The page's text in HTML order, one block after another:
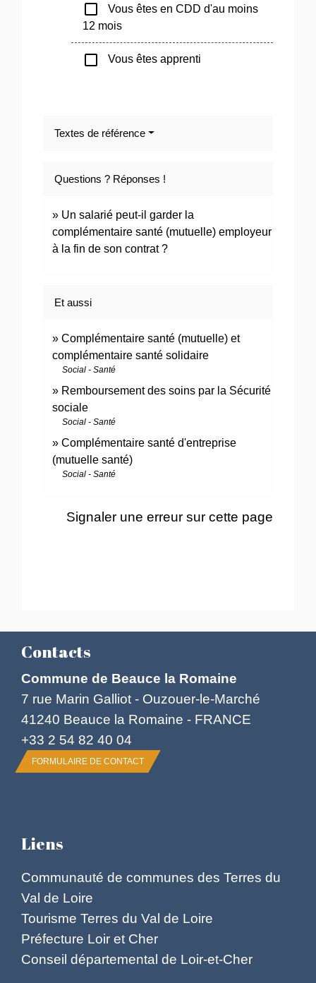
check_box_outline_blank
Vous êtes en CDD d'au moins
12 mois
check_box_outline_blank Vous êtes apprenti
Textes de référence
Questions ? Réponses !
Un salarié peut-il garder la
complémentaire santé (mutuelle) employeur
à la fin de son contrat ?
Et aussi
Complémentaire santé (mutuelle) et
complémentaire santé solidaire
Social - Santé
Remboursement des soins par la Sécurité
sociale
Social - Santé
Complémentaire santé d'entreprise
(mutuelle santé)
Social - Santé
Signaler une erreur sur cette page
Contacts
Commune de Beauce la Romaine
7 rue Marin Galliot - Ouzouer-le-Marché
41240 Beauce la Romaine - FRANCE
+33 2 54 82 40 04
FORMULAIRE DE CONTACT
Liens
Communauté de communes des Terres du
Val de Loire
Tourisme Terres du Val de Loire
Préfecture Loir et Cher
Conseil départemental de Loir-et-Cher